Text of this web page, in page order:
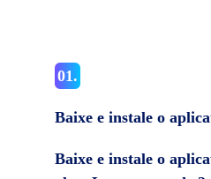
01.
Baixe e instale o
Baixe e instale o